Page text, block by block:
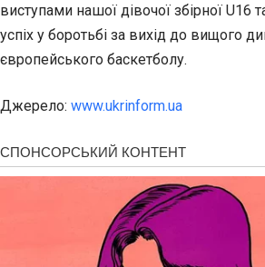
виступами нашої дівочої збірної U16
успіх у боротьбі за вихід до вищого
європейського баскетболу.
Джерело: www.ukrinform.ua